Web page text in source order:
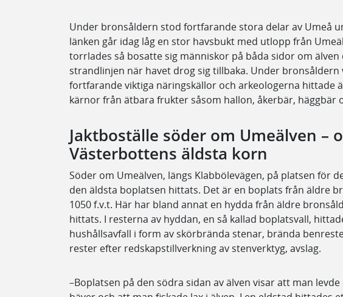
Under bronsåldern stod fortfarande stora delar av Umeå
länken går idag låg en stor havsbukt med utlopp från
torrlades så bosatte sig människor på båda sidor om
strandlinjen när havet drog sig tillbaka. Under bronsåldern
fortfarande viktiga näringskällor och arkeologerna hittade
kärnor från ätbara frukter såsom hallon, åkerbär, häggbär
Jaktboställe söder om Umeälven –
Västerbottens äldsta korn
Söder om Umeälven, längs Klabbölevägen, på platsen för
den äldsta boplatsen hittats. Det är en boplats från äldre
1050 f.v.t. Här har bland annat en hydda från äldre
hittats. I resterna av hyddan, en så kallad boplatsvall,
hushållsavfall i form av skörbrända stenar, brända
rester efter redskapstillverkning av stenverktyg, avslag.
–Boplatsen på den södra sidan av älven visar att man levde